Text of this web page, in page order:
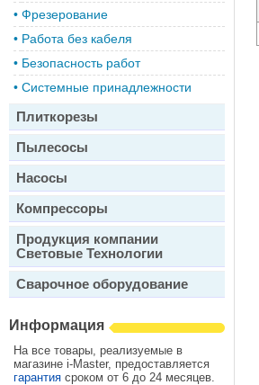
• Фрезерование
• Работа без кабеля
• Безопасность работ
• Системные принадлежности
Плиткорезы
Пылесосы
Насосы
Компрессоры
Продукция компании
Световые Технологии
Сварочное оборудование
Информация
На все товары, реализуемые в
магазине i-Master, предоставляется
гарантия сроком от 6 до 24 месяцев.